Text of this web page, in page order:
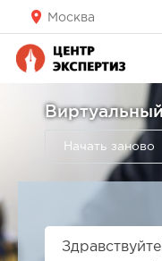
Москва